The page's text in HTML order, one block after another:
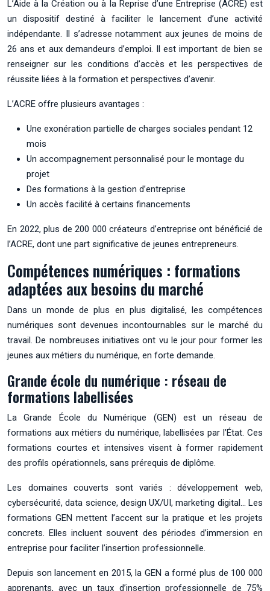
L’Aide à la Création ou à la Reprise d’une Entreprise (ACRE) est
un dispositif destiné à faciliter le lancement d’une activité
indépendante. Il s’adresse notamment aux jeunes de moins de
26 ans et aux demandeurs d’emploi. Il est important de bien se
renseigner sur les conditions d’accès et les perspectives de
réussite liées à la formation et perspectives d’avenir.
L’ACRE offre plusieurs avantages :
Une exonération partielle de charges sociales pendant 12
mois
Un accompagnement personnalisé pour le montage du
projet
Des formations à la gestion d’entreprise
Un accès facilité à certains financements
En 2022, plus de 200 000 créateurs d’entreprise ont bénéficié de
l’ACRE, dont une part significative de jeunes entrepreneurs.
Compétences numériques : formations
adaptées aux besoins du marché
Dans un monde de plus en plus digitalisé, les compétences
numériques sont devenues incontournables sur le marché du
travail. De nombreuses initiatives ont vu le jour pour former les
jeunes aux métiers du numérique, en forte demande.
Grande école du numérique : réseau de
formations labellisées
La Grande École du Numérique (GEN) est un réseau de
formations aux métiers du numérique, labellisées par l’État. Ces
formations courtes et intensives visent à former rapidement
des profils opérationnels, sans prérequis de diplôme.
Les domaines couverts sont variés : développement web,
cybersécurité, data science, design UX/UI, marketing digital… Les
formations GEN mettent l’accent sur la pratique et les projets
concrets. Elles incluent souvent des périodes d’immersion en
entreprise pour faciliter l’insertion professionnelle.
Depuis son lancement en 2015, la GEN a formé plus de 100 000
apprenants, avec un taux d’insertion professionnelle de 75%